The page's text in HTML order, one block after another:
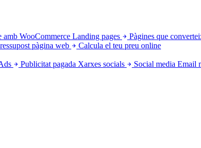
amb WooCommerce Landing pages Pàgines que
pàgina web
Calcula el teu preu online
Publicitat pagada Xarxes socials Social media Email